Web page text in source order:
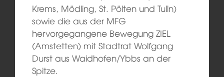
Krems, Mödling, St. Pölten und Tulln)
sowie die aus der MFG
hervorgegangene Bewegung ZIEL
(Amstetten) mit Stadtrat Wolfgang
Durst aus Waidhofen/Ybbs an der
Spitze.